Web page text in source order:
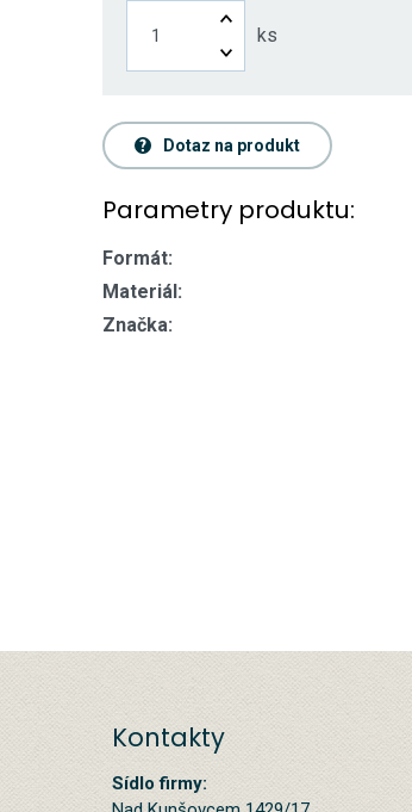
ks
Dotaz na produkt
Parametry produktu:
Formát:
Materiál:
Značka:
Kontakty
Sídlo firmy: